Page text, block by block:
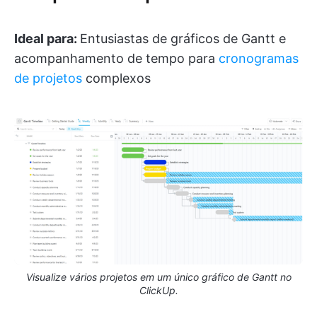
Ideal para: Entusiastas de gráficos de Gantt e
acompanhamento de tempo para cronogramas
de projetos complexos
Visualize vários projetos em um único gráfico de Gantt no
ClickUp.